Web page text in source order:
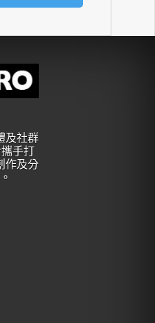
及社群
手打
作及分